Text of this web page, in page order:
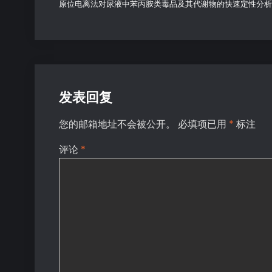
原位电离法对尿液中苯丙胺类毒品及其代谢物的快速定性分析
发表回复
您的邮箱地址不会被公开。 必填项已用 * 标注
评论 *